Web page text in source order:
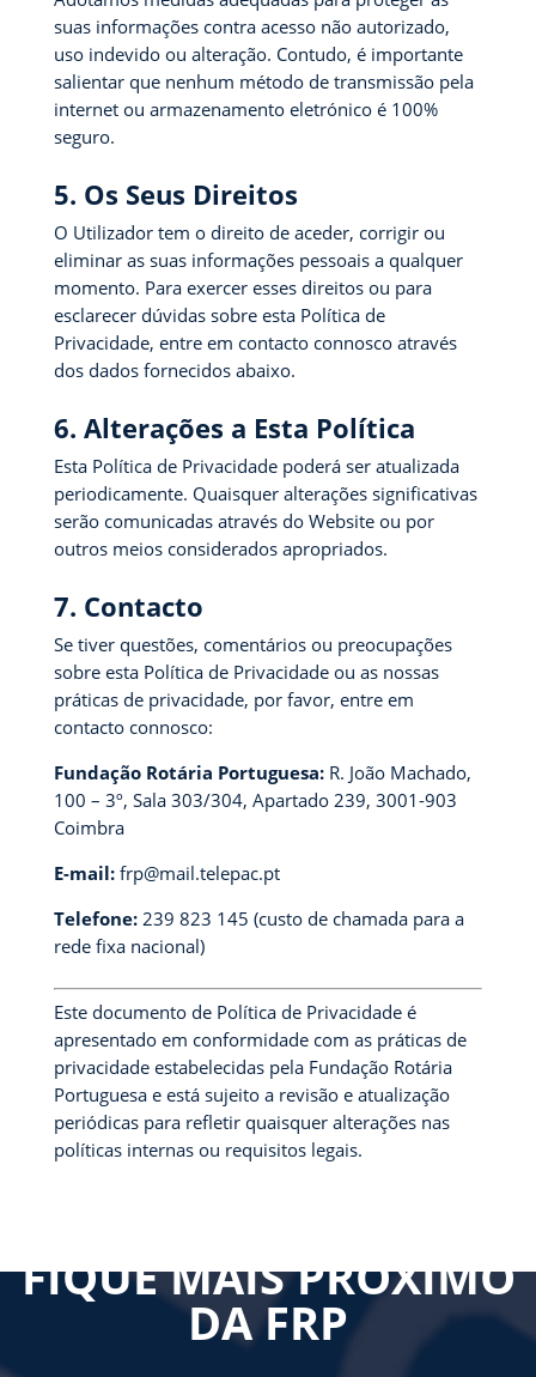
suas informações contra acesso não autorizado,
uso indevido ou alteração. Contudo, é importante
salientar que nenhum método de transmissão pela
internet ou armazenamento eletrónico é 100%
seguro.
5. Os Seus Direitos
O Utilizador tem o direito de aceder, corrigir ou
eliminar as suas informações pessoais a qualquer
momento. Para exercer esses direitos ou para
esclarecer dúvidas sobre esta Política de
Privacidade, entre em contacto connosco através
dos dados fornecidos abaixo.
6. Alterações a Esta Política
Esta Política de Privacidade poderá ser atualizada
periodicamente. Quaisquer alterações significativas
serão comunicadas através do Website ou por
outros meios considerados apropriados.
7. Contacto
Se tiver questões, comentários ou preocupações
sobre esta Política de Privacidade ou as nossas
práticas de privacidade, por favor, entre em
contacto connosco:
Fundação Rotária Portuguesa:R. João Machado,
100 – 3º, Sala 303/304, Apartado 239, 3001-903
Coimbra
E-mail: frp@mail.telepac.pt
Telefone:239 823 145 (custo de chamada para a
rede fixa nacional)
Este documento de Política de Privacidade é
apresentado em conformidade com as práticas de
privacidade estabelecidas pela Fundação Rotária
Portuguesa e está sujeito a revisão e atualização
periódicas para refletir quaisquer alterações nas
políticas internas ou requisitos legais.
FIQUE MAIS PRÓXIMO
DA FRP